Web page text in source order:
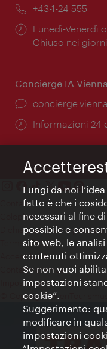
Telefono:
+43-1-24 555
Orari
di
Lunedì-Venerdì
Chiuso nei
Concierge IA Vienna
Ort:
Öffnungszeiten:
Informazioni 24
Contatti
Colophon
Dichiarazione sulla
Terms of Use
Accessibilità
Contatto stampa
Impostazioni cookie
© Copyright WienTourismus
Lungi da noi
fatto è che i
necessari al fine
possibile e
sito web, le
contenuti
Se non vuoi
impostazioni
cookie”.
Suggerimento:
modificare in
impostazioni